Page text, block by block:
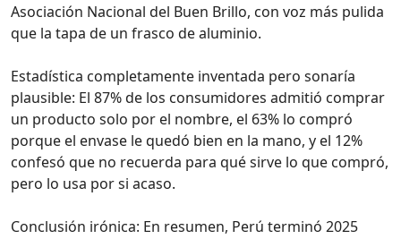
Asociación Nacional del Buen Brillo, con voz más pulida
que la tapa de un frasco de aluminio.
Estadística completamente inventada pero sonaría
plausible: El 87% de los consumidores admitió comprar
un producto solo por el nombre, el 63% lo compró
porque el envase le quedó bien en la mano, y el 12%
confesó que no recuerda para qué sirve lo que compró,
pero lo usa por si acaso.
Conclusión irónica: En resumen, Perú terminó 2025